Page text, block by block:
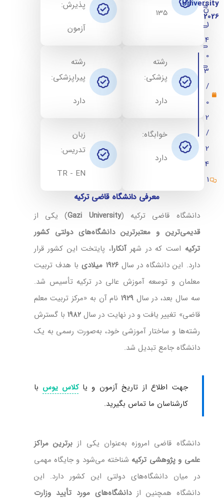
University
2026
ن
1
4
0
3
/
0
2
/
2
4
1
شرایط پذیرش دانشگاه قاضی ترکیه
آدرس دانشگاه قاضی آنکارا
زبان آموزش دانشگاه قاضی
رنکینگ دانشگاه قاضی
امکانات دانشگاه قاضی Ghazi University turkiye
135
پذیرش:
آزمون
رشته
پزشکی:
دارد
رشته
پیراپزشکی:
دارد
خوابگاه:
دارد
زبان
تدریس:
TR - EN
معرفی دانشگاه قاضی ترکیه
دانشگاه قاضی ترکیه (Gazi University) یکی از
قدیمی‌ترین و معتبرترین دانشگاه‌های دولتی کشور
ترکیه است که در شهرآنکارا، پایتخت این کشور قرار
دارد. این دانشگاه در سال۱۹۲۶ میلادی
با هدف تربیت
معلمان و توسعه آموزش عالی در ترکیه تأسیس شد.
سه سال بعد، در سال ۱۹۲۹ نام آن به «مرکز تربیت معلم
قاضی» تغییر یافت و در نهایت در سال ۱۹۸۲با گسترش
رشته‌ها و ساختار آموزشی خود، به‌صورت رسمی به یک
دانشگاه جامع تبدیل شد.
جهت اطلاع از تاریخ آزمون و یاکلاس یوس با
کارشناسان ما تماس بگیرید.
دانشگاه قاضی امروزه به‌عنوان یکی از برترین مراکز
علمی و پژوهشی ترکیه شناخته می‌شود و جایگاه مهمی
در میان دانشگاه‌های دولتی این کشور دارد. این
دانشگاه همچنین ازدانشگاه‌های مورد تأیید وزارت